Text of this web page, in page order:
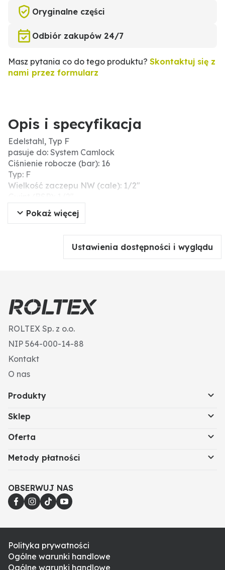
Oryginalne części
Odbiór zakupów 24/7
Masz pytania co do tego produktu? Skontaktuj się z
nami przez formularz
Opis i specyfikacja
Edelstahl, Typ F
pasuje do: System Camlock
Ciśnienie robocze (bar): 16
Typ: F
Wielkość zaczepu NW (cale): 1/2"
Materiał: Stal nierdzewna
Pokaż więcej
Ustawienia dostępności i wyglądu
ROLTEX Sp. z o.o.
NIP 564-000-14-88
Kontakt
O nas
Produkty
Sklep
Oferta
Metody płatności
OBSERWUJ NAS
Polityka prywatności
Ogólne warunki handlowe
Ogólne warunki handlowe